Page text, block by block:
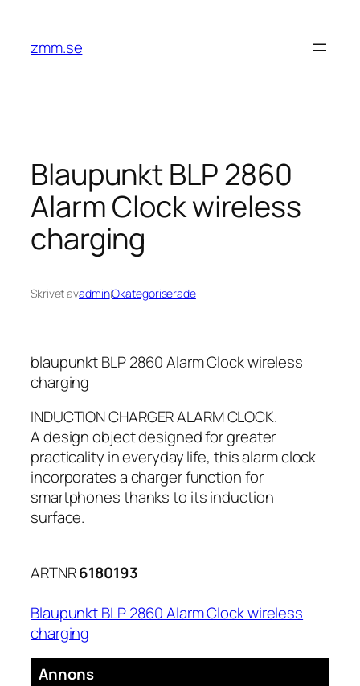
innehåll
zmm.se
Blaupunkt BLP 2860
Alarm Clock wireless
charging
Skrivet avadminiOkategoriserade
blaupunkt BLP 2860 Alarm Clock wireless
charging
INDUCTION CHARGER ALARM CLOCK.
A design object designed for greater
practicality in everyday life, this alarm clock
incorporates a charger function for
smartphones thanks to its induction
surface.
ARTNR6180193
Blaupunkt BLP 2860 Alarm Clock wireless
charging
Annons